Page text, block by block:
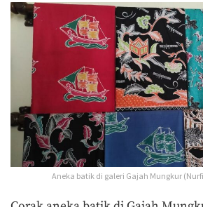
Aneka batik di galeri Gajah Mungkur